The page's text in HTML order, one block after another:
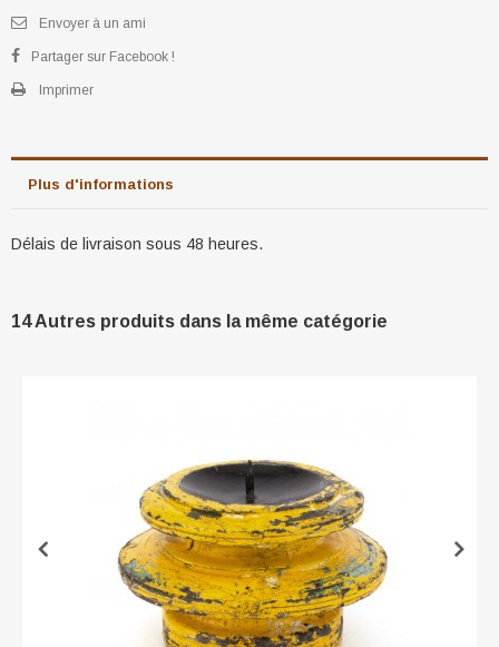
Envoyer à un ami
Partager sur Facebook !
Imprimer
Plus d'informations
Délais de livraison sous 48 heures.
14 Autres produits dans la même catégorie